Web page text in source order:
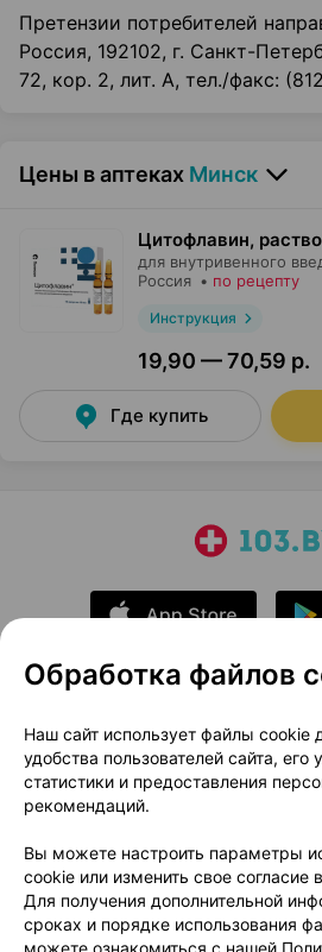
Претензии потребителей
Россия, 192102, г. Санкт-
72, кор. 2, лит. А, тел./факс:
Цены в аптеках Минск
Цитофлавин,
для внутривенного
Россия • по рецепту
Инструкция
19,90 — 70,59 р.
Где купить
О проекте
Новости
Размещение рекламы
Публичный договор
Способы оплаты
Написать
Написать в
Обработка файлов
Наш сайт использует файлы cookie
удобства пользователей сайта, его
статистики и предоставления
рекомендаций.
Вы можете настроить параметры
cookie или изменить свое согласие
Для получения дополнительной
сроках и порядке использования
можете ознакомиться с нашей